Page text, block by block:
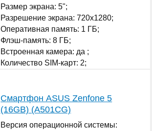
Размер экрана: 5";
Разрешение экрана: 720x1280;
Оперативная память: 1 ГБ;
Флэш-память: 8 ГБ;
Встроенная камера: да ;
Количество SIM-карт: 2;
Смартфон ASUS Zenfone 5
(16GB) (A501CG)
Версия операционной системы: